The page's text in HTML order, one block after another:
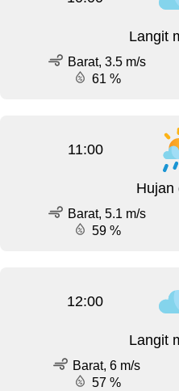
Langit
Barat, 3.5 m/s
61 %
11:00
Hujan
Barat, 5.1 m/s
59 %
12:00
Langit
Barat, 6 m/s
57 %